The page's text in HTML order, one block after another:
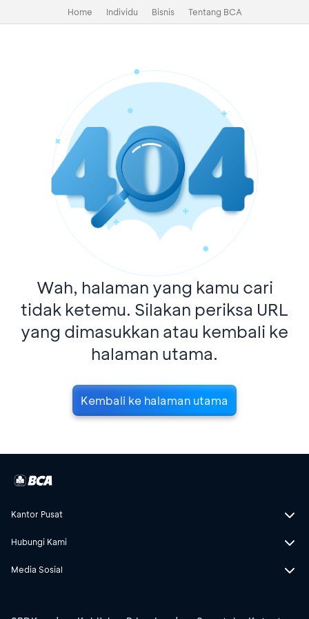
Home Individu Bisnis Tentang BCA
Wah, halaman yang kamu cari
tidak ketemu. Silakan periksa URL
yang dimasukkan atau kembali ke
halaman utama.
Kembali ke halaman utama
Kantor Pusat
Hubungi Kami
Media Sosial